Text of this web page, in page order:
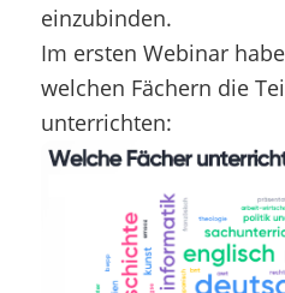
einzubinden.
Im ersten Webinar
welchen Fächern die
unterrichten: